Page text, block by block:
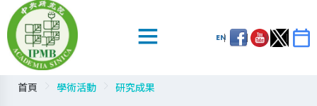
EN
首頁 學術活動 研究成果